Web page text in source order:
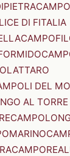
DI FITALIA
DEL
AL TORRE